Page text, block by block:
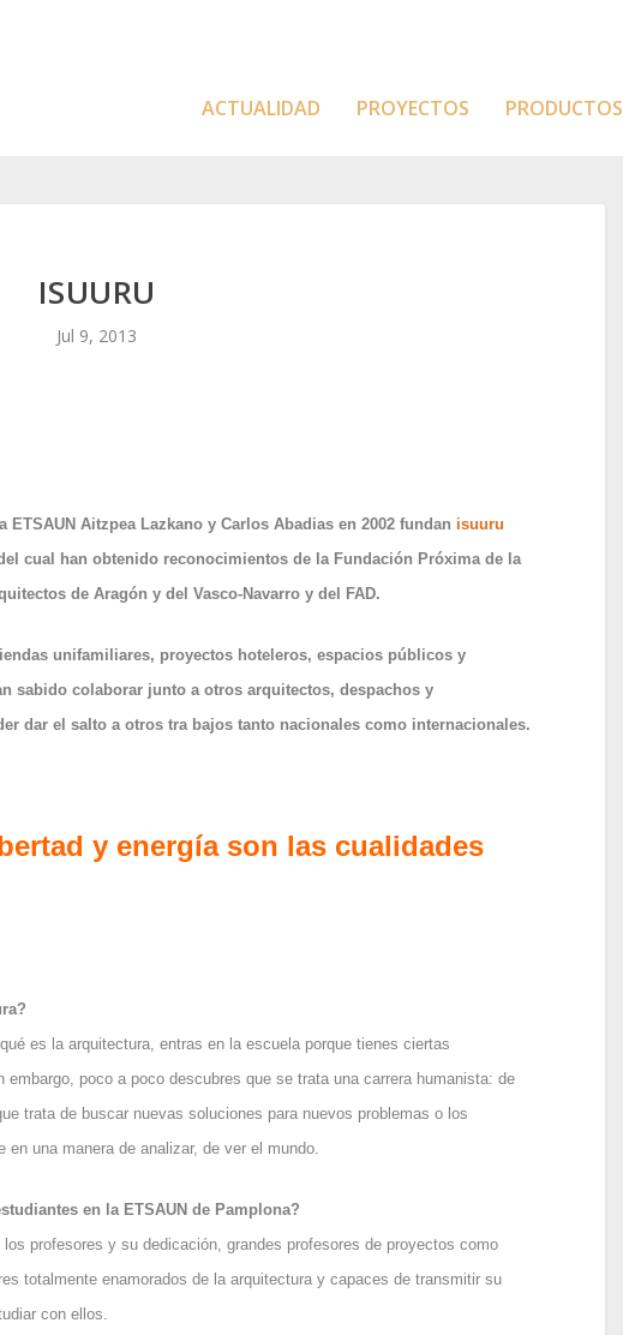
ACTUALIDAD PROYECTOS PRODUCTOS
ISUURU
Jul 9, 2013
ETSAUN Aitzpea Lazkano y Carlos Abadias en 2002 fundan isuuru
cual han obtenido reconocimientos de la Fundación Próxima de la
de Aragón y del Vasco-Navarro y del FAD.
unifamiliares, proyectos hoteleros, espacios públicos y
sabido colaborar junto a otros arquitectos, despachos y
dar el salto a otros tra bajos tanto nacionales como internacionales.
y energía son las cualidades
es la arquitectura, entras en la escuela porque tienes ciertas
poco a poco descubres que se trata una carrera humanista: de
trata de buscar nuevas soluciones para nuevos problemas o los
una manera de analizar, de ver el mundo.
en la ETSAUN de Pamplona?
profesores y su dedicación, grandes profesores de proyectos como
totalmente enamorados de la arquitectura y capaces de transmitir su
con ellos.